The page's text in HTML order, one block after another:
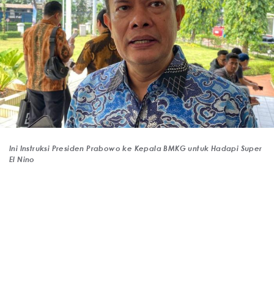
Ini Instruksi Presiden Prabowo ke Kepala BMKG untuk Hadapi Super
El Nino